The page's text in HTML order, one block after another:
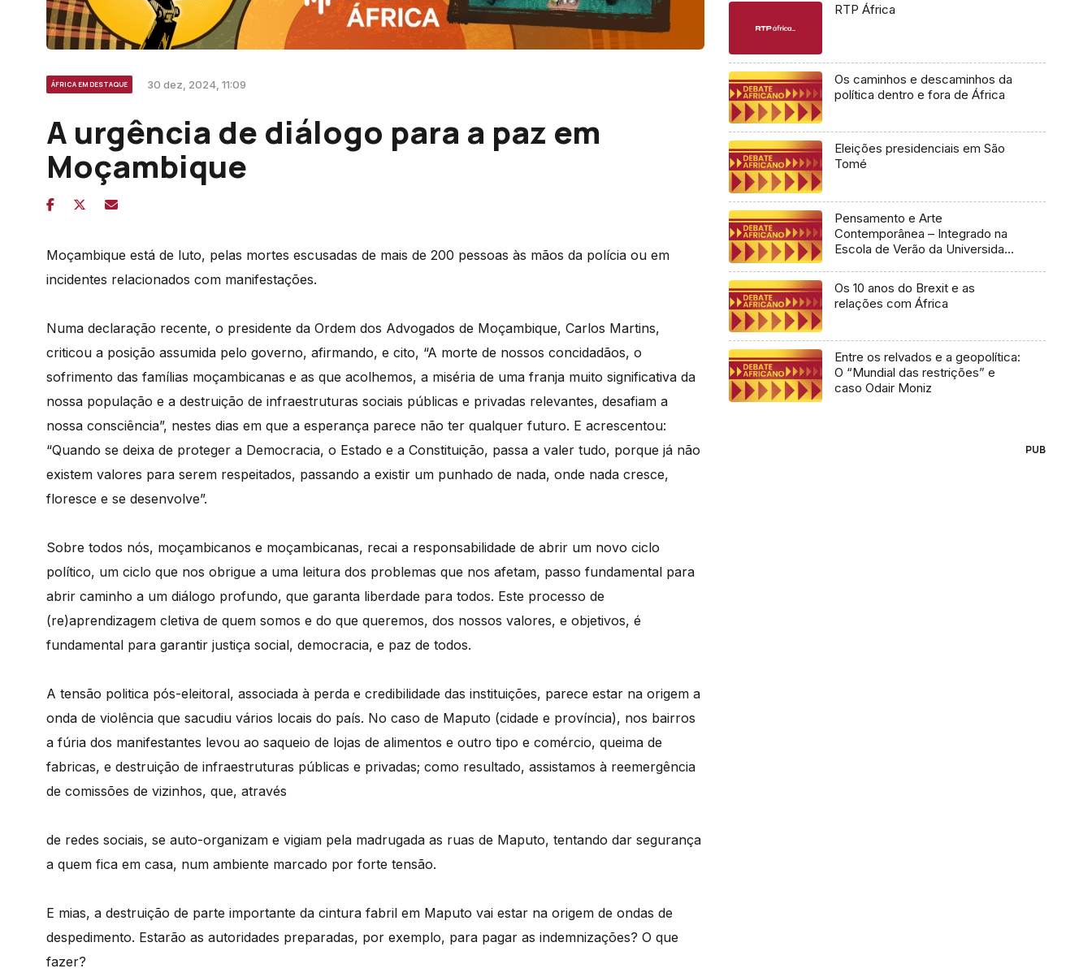
ÁFRICA EM DESTAQUE 30 dez, 2024, 11:09
A urgência de diálogo para a paz em
Moçambique
Moçambique está de luto, pelas mortes escusadas de mais de 200 pessoas às mãos da polícia ou em
incidentes relacionados com manifestações.
Numa declaração recente, o presidente da Ordem dos Advogados de Moçambique, Carlos Martins,
criticou a posição assumida pelo governo, afirmando, e cito, “A morte de nossos concidadãos, o
sofrimento das famílias moçambicanas e as que acolhemos, a miséria de uma franja muito significativa da
nossa população e a destruição de infraestruturas sociais públicas e privadas relevantes, desafiam a
nossa consciência”, nestes dias em que a esperança parece não ter qualquer futuro. E acrescentou:
“Quando se deixa de proteger a Democracia, o Estado e a Constituição, passa a valer tudo, porque já não
existem valores para serem respeitados, passando a existir um punhado de nada, onde nada cresce,
floresce e se desenvolve”.
Sobre todos nós, moçambicanos e moçambicanas, recai a responsabilidade de abrir um novo ciclo
político, um ciclo que nos obrigue a uma leitura dos problemas que nos afetam, passo fundamental para
abrir caminho a um diálogo profundo, que garanta liberdade para todos. Este processo de
(re)aprendizagem cletiva de quem somos e do que queremos, dos nossos valores, e objetivos, é
fundamental para garantir justiça social, democracia, e paz de todos.
A tensão politica pós-eleitoral, associada à perda e credibilidade das instituições, parece estar na origem a
onda de violência que sacudiu vários locais do país. No caso de Maputo (cidade e província), nos bairros
a fúria dos manifestantes levou ao saqueio de lojas de alimentos e outro tipo e comércio, queima de
fabricas, e destruição de infraestruturas públicas e privadas; como resultado, assistamos à reemergência
de comissões de vizinhos, que, através
de redes sociais, se auto-organizam e vigiam pela madrugada as ruas de Maputo, tentando dar segurança
a quem fica em casa, num ambiente marcado por forte tensão.
E mias, a destruição de parte importante da cintura fabril em Maputo vai estar na origem de ondas de
despedimento. Estarão as autoridades preparadas, por exemplo, para pagar as indemnizações? O que
fazer?
RTP África
Os caminhos e descaminhos da
política dentro e fora de África
Eleições presidenciais em São
Tomé
Pensamento e Arte
Contemporânea – Integrado na
Escola de Verão da Universidade
Os 10 anos do Brexit e as
relações com África
Entre os relvados e a geopolítica:
O “Mundial das restrições” e
caso Odair Moniz
PUB